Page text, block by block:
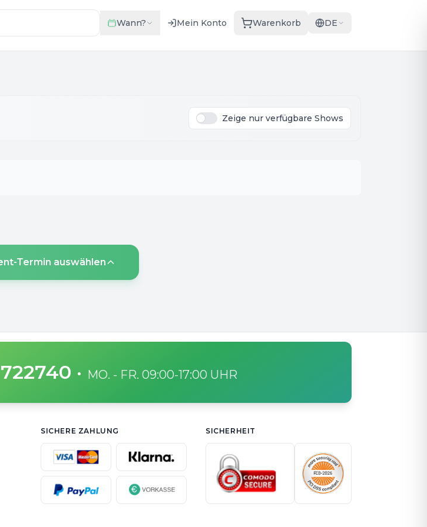
Wann? Mein Konto Warenkorb DE
Zeige nur verfügbare Shows
Termin auswählen
· MO. - FR. 09:00-17:00 UHR
SICHERE ZAHLUNG SICHERHEIT